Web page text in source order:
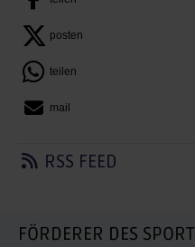
posten
teilen
mail
RSS FEED
FÖRDERER DES